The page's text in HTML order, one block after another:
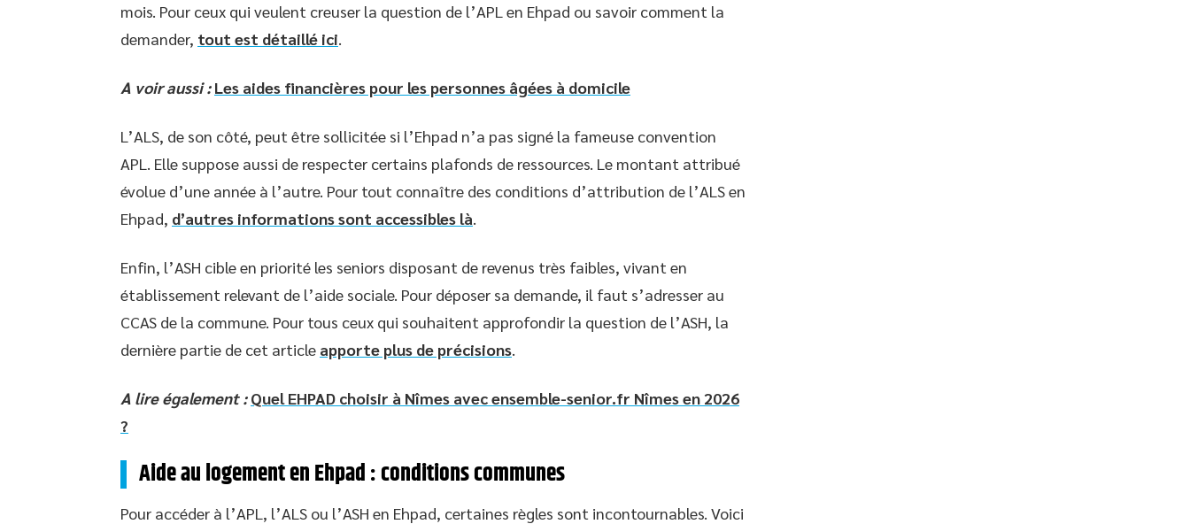
mois. Pour ceux qui veulent creuser la question de l’APL en Ehpad ou savoir comment la
demander, tout est détaillé ici.
A voir aussi : Les aides financières pour les personnes âgées à domicile
L’ALS, de son côté, peut être sollicitée si l’Ehpad n’a pas signé la fameuse convention
APL. Elle suppose aussi de respecter certains plafonds de ressources. Le montant attribué
évolue d’une année à l’autre. Pour tout connaître des conditions d’attribution de l’ALS en
Ehpad, d’autres informations sont accessibles là.
Enfin, l’ASH cible en priorité les seniors disposant de revenus très faibles, vivant en
établissement relevant de l’aide sociale. Pour déposer sa demande, il faut s’adresser au
CCAS de la commune. Pour tous ceux qui souhaitent approfondir la question de l’ASH, la
dernière partie de cet article apporte plus de précisions.
A lire également : Quel EHPAD choisir à Nîmes avec ensemble-senior.fr Nîmes en 2026
?
Aide au logement en Ehpad : conditions communes
Pour accéder à l’APL, l’ALS ou l’ASH en Ehpad, certaines règles sont incontournables. Voici